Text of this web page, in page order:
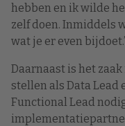
hebben en ik wilde
zelf doen. Inmiddels
wat je er even
Daarnaast is het
stellen als Data Lead
Functional Lead